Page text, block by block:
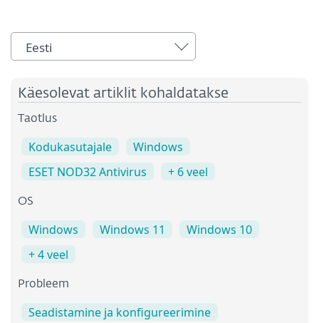
Eesti
Käesolevat artiklit kohaldatakse
Taotlus
Kodukasutajale
Windows
ESET NOD32 Antivirus
+ 6 veel
OS
Windows Windows 11
Windows 10
+ 4 veel
Probleem
Seadistamine ja konfigureerimine